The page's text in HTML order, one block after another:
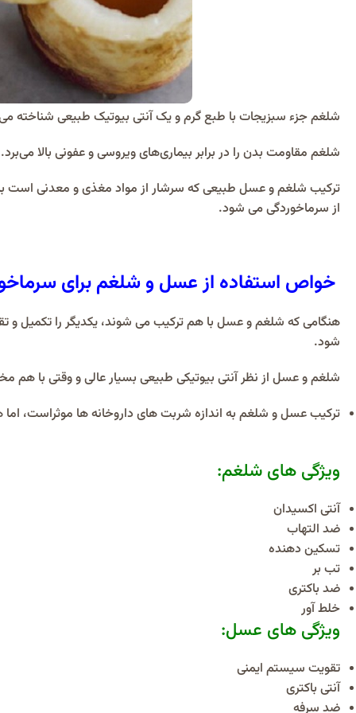
شلغم جزء سبزیجات با طبع گرم و یک آنتی بیوتیک طبیعی شناخته
شلغم مقاومت بدن را در برابر بیماری‌های ویروسی و عفونی بالا
ترکیب شلغم و عسل طبیعی که سرشار از مواد مغذی و معدنی است
از سرماخوردگی می شود.
خواص استفاده از عسل و شلغم برای
هنگامی که شلغم و عسل با هم ترکیب می شوند، یکدیگر را تکمیل
شود.
شلغم و عسل از نظر آنتی بیوتیکی طبیعی بسیار عالی و وقتی با هم
ترکیب عسل و شلغم به اندازه شربت های داروخانه ها موثراست، اما
ویژگی های شلغم:
آنتی اکسیدان
ضد التهاب
تسکین دهنده
تب بر
ضد باکتری
خلط آور
ویژگی های عسل:
تقویت سیستم ایمنی
آنتی باکتری
ضد سرفه